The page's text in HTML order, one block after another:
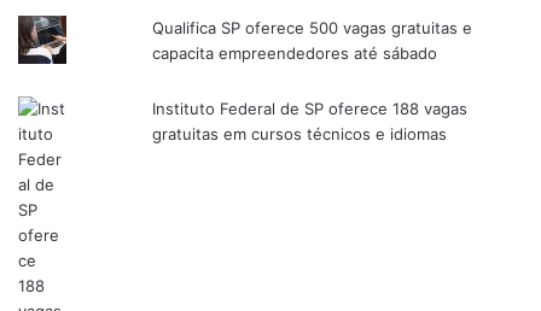
Qualifica SP oferece 500 vagas gratuitas e
capacita empreendedores até sábado
Instituto Federal de SP oferece 188 vagas
gratuitas em cursos técnicos e idiomas